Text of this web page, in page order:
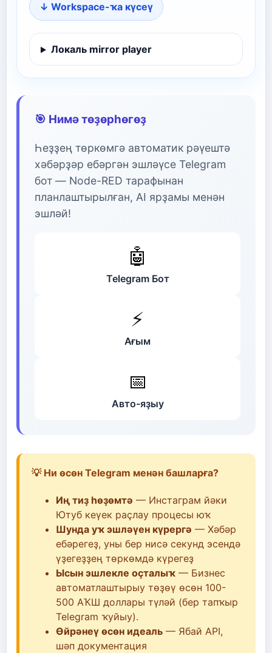
↓ Workspace-ҡа күсеү
Локаль mirror player
🎯 Нимә төҙөрһөгөҙ
Һеҙҙең төркөмгә автоматик рәүештә
хәбәрҙәр ебәргән эшләүсе Telegram
бот — Node-RED тарафынан
планлаштырылған, AI ярҙамы менән
эшләй!
🤖
Telegram Бот
⚡
Ағым
📅
Авто-яҙыу
💡 Ни өсөн Telegram менән башларға?
Иң тиҙ һөҙөмтә — Инстаграм йәки
Ютуб кеүек раҫлау процесы юҡ
Шунда уҡ эшләүен күрергә — Хәбәр
ебәрегеҙ, уны бер нисә секунд эсендә
үҙегеҙҙең төркөмдә күрегеҙ
Ысын эшлекле оҫталыҡ — Бизнес
автоматлаштырыу төҙөү өсөн 100-
500 АҠШ доллары түләй (бер тапҡыр
Telegram ҡуйыу).
Өйрәнеү өсөн идеаль — Ябай API,
шәп документация